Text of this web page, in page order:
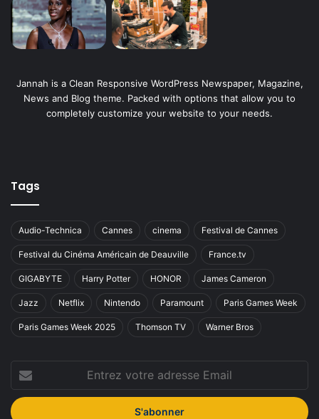
Jannah is a Clean Responsive WordPress Newspaper, Magazine,
News and Blog theme. Packed with options that allow you to
completely customize your website to your needs.
Tags
Audio-Technica Cannes cinema Festival de Cannes
Festival du Cinéma Américain de Deauville France.tv
GIGABYTE Harry Potter HONOR James Cameron
Jazz Netflix Nintendo Paramount Paris Games Week
Paris Games Week 2025 Thomson TV Warner Bros
votre
adresse
Email